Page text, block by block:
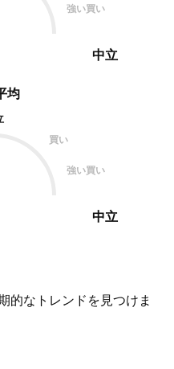
強い買い
中立
均
買い
強い買い
中立
的なトレンドを見つけま